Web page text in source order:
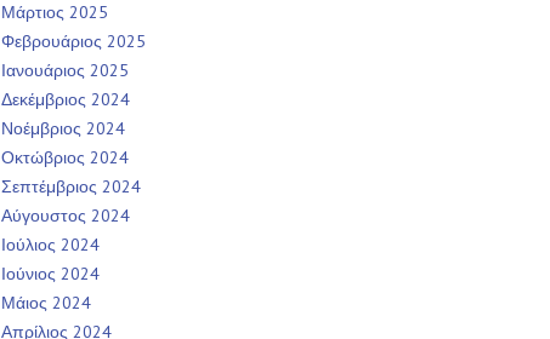
Μάρτιος 2025
Φεβρουάριος 2025
Ιανουάριος 2025
Δεκέμβριος 2024
Νοέμβριος 2024
Οκτώβριος 2024
Σεπτέμβριος 2024
Αύγουστος 2024
Ιούλιος 2024
Ιούνιος 2024
Μάιος 2024
Απρίλιος 2024